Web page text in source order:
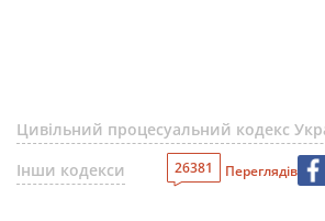
Цивільний процесуальний кодекс
Інши кодекси
26381 Переглядів